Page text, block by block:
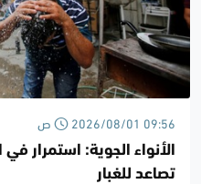
2026/08/01 09:56 ص
الأنواء الجوية: استمرار
تصاعد للغبار